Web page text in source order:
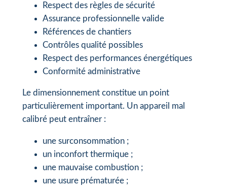
Respect des règles de sécurité
Assurance professionnelle valide
Références de chantiers
Contrôles qualité possibles
Respect des performances énergétiques
Conformité administrative
Le dimensionnement constitue un point
particulièrement important. Un appareil mal
calibré peut entraîner :
une surconsommation ;
un inconfort thermique ;
une mauvaise combustion ;
une usure prématurée ;